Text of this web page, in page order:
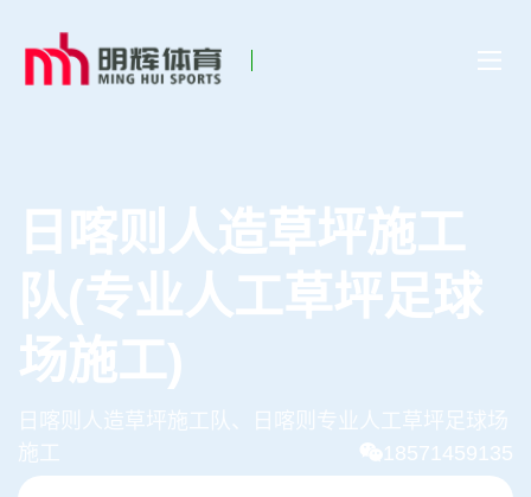
日喀则人造草坪施工
队(专业人工草坪足球
场施工)
日喀则人造草坪施工队、日喀则专业人工草坪足球场
施工
18571459135